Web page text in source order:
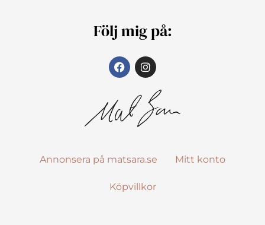
Följ mig på:
Annonsera på matsara.se Mitt konto
Köpvillkor